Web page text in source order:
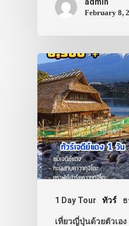
February 8,
1 Day Tour ทัวร์
เที่ยวญี่ปุ่นด้วยตัวเอง